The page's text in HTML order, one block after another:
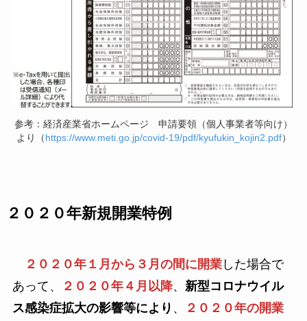
参考：経済産業省ホームページ 申請要領（個人事業者等向け）
より（https://www.meti.go.jp/covid-19/pdf/kyufukin_kojin2.pdf）
２０２０年新規開業特例
２０２０年１月から３月の間に開業した場合で
あって、
２０２０年４月以降、 新型コロナウイル
ス感染症拡大の影響等により 、
２０２０年の開業